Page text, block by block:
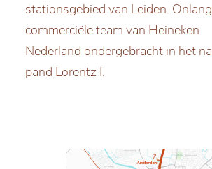
stationsgebied van Leiden.
commerciële team van Heineken
Nederland ondergebracht in het
pand Lorentz I.